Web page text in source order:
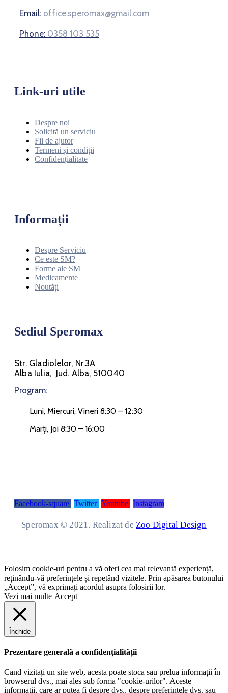
Email: office.speromax@gmail.com
Phone: 0358 103 535
Link-uri utile
Despre noi
Solicită un serviciu
Fii de ajutor
Termeni și condiții
Confidențialitate
Informații
Despre Serviciu
Ce este SM?
Forme ale SM
Medicamente
Noutăți
Sediul Speromax
Str. Gladiolelor, Nr.3A
Alba Iulia, Jud. Alba, 510040
Program:
Luni, Miercuri, Vineri 8:30 – 12:30
Marți, Joi 8:30 – 16:00
Facebook-square Twitter Youtube Instagram
Speromax © 2021. Realizat deZoo Digital Design
Folosim cookie-uri pentru a vă oferi cea mai relevantă experiență,
reținându-vă preferințele și repetând vizitele. Prin apăsarea butonului
„Accept”, vă exprimați acordul asupra folosirii lor.
Vezi mai multe Accept
Închide
Prezentare generală a confidențialității
Cand vizitați un site web, acesta poate stoca sau prelua informații în
browserul dvs., mai ales sub forma "cookie-urilor". Aceste
informații, care ar putea fi despre dvs., despre preferințele dvs. sau